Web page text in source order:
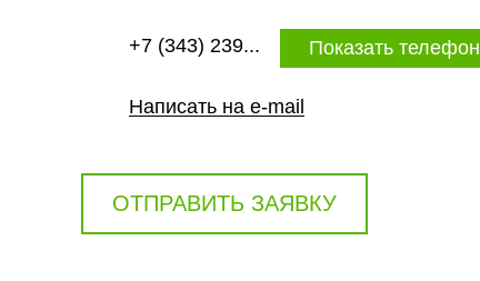
+7 (343) 239... Показать телефон
Написать на e-mail
ОТПРАВИТЬ ЗАЯВКУ